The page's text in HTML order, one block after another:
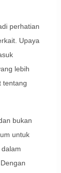
perhatian
Upaya
lebih
tentang
bukan
untuk